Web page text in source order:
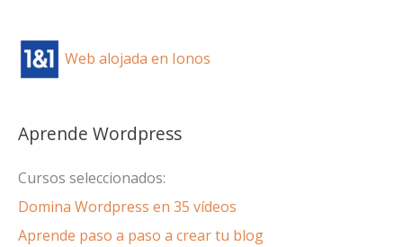
Web alojada en Ionos
Aprende Wordpress
Cursos seleccionados:
Domina Wordpress en 35 vídeos
Aprende paso a paso a crear tu blog